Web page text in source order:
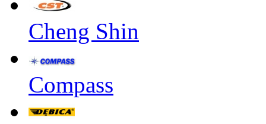
Cheng Shin
Compass